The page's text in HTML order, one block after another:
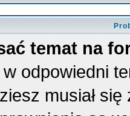
temat na
odpowiedni
musiał